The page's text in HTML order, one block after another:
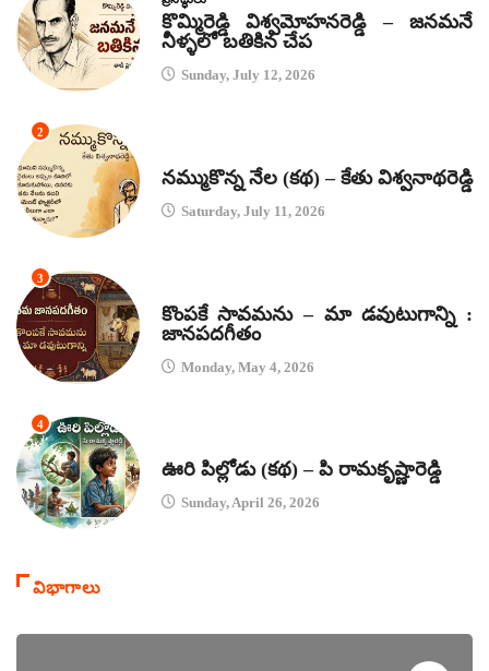
కొమ్మిరెడ్డి విశ్వమోహనరెడ్డి – జనమనే
నీళ్ళలో బతికిన చేప
Sunday, July 12, 2026
2
నమ్ముకొన్న నేల (కథ) – కేతు విశ్వనాథరెడ్డి
Saturday, July 11, 2026
3
కొంపకే సావమను – మా డవుటుగాన్ని :
జానపదగీతం
Monday, May 4, 2026
4
ఊరి పిల్లోడు (కథ) – పి రామకృష్ణారెడ్డి
Sunday, April 26, 2026
విభాగాలు